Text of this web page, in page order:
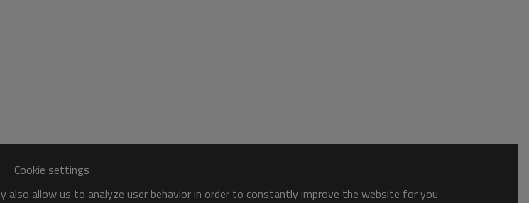
Cookie settings
also allow us to analyze user behavior in order to constantly improve the website for you.